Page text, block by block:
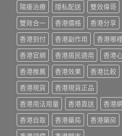
陽痿治療
隱私配送
雙效偉哥
雙效合一
香港價格
香港分享
香港到付
香港副作用
香港哪
香港官網
香港居民適用
香港
香港推薦
香港效果
香港比較
香港現貨
香港現貨正品
香港用法用量
香港直送
香港
香港自取
香港藥局
香港藥房